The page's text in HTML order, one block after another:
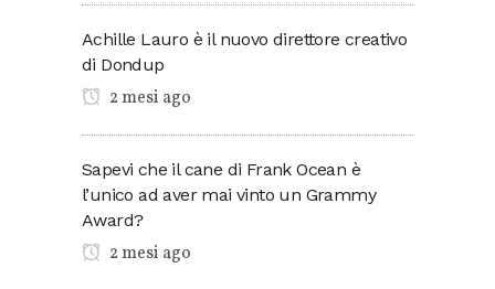
Achille Lauro è il nuovo direttore creativo
di Dondup
2 mesi ago
Sapevi che il cane di Frank Ocean è
l’unico ad aver mai vinto un Grammy
Award?
2 mesi ago